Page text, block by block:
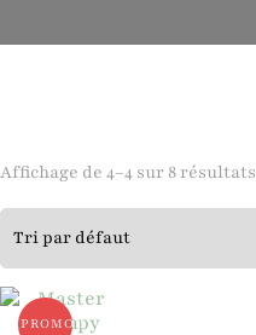
Affichage de 4–4 sur 8 résultats
PROMO !